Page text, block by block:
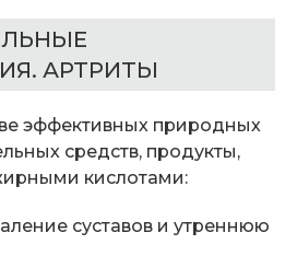
АРТРИТЫ
эффективных природных
средств, продукты,
кислотами:
суставов и утреннюю